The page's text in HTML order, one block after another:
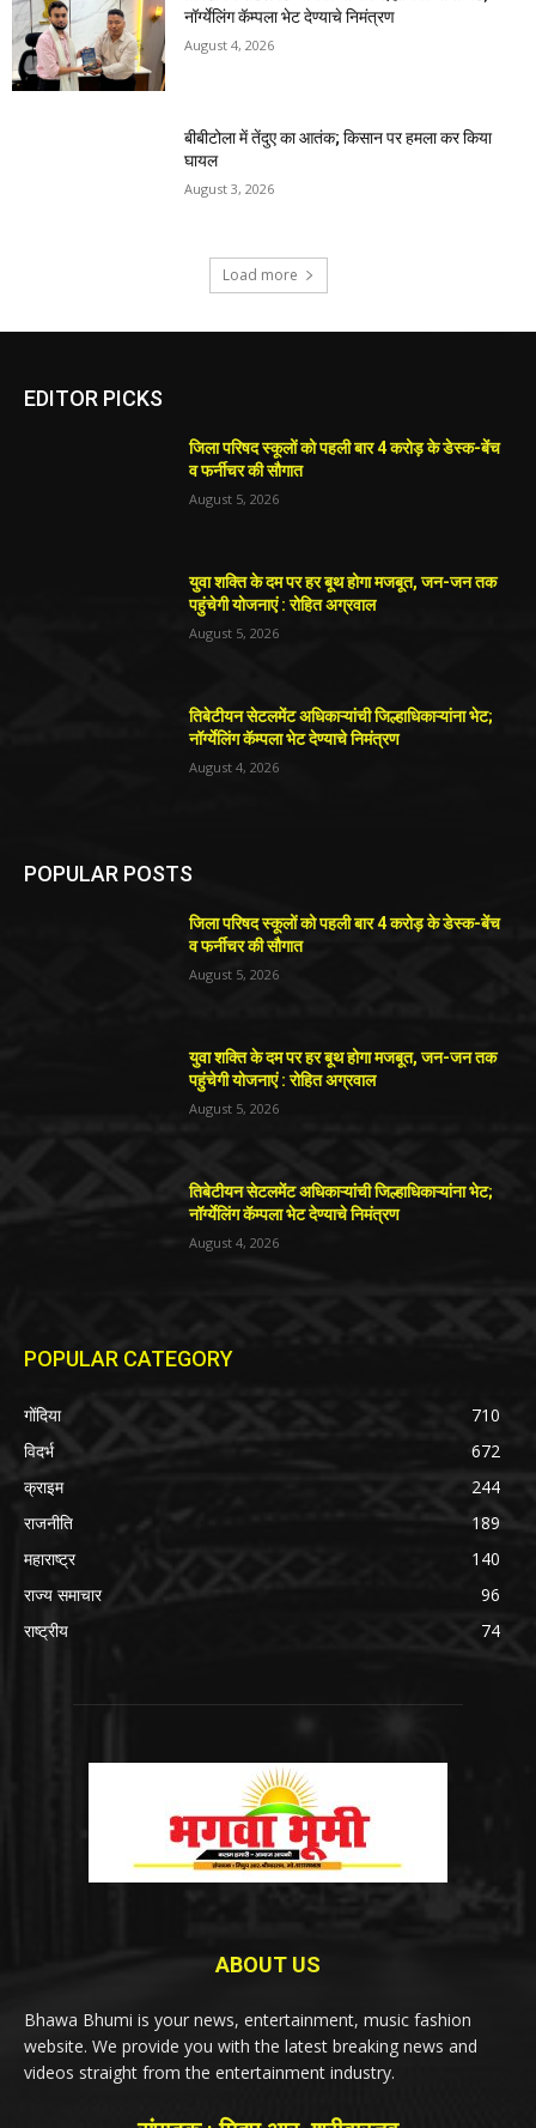
नॉर्ग्येलिंग कॅम्पला भेट देण्याचे निमंत्रण
August 4, 2026
बीबीटोला में तेंदुए का आतंक; किसान पर हमला कर किया
घायल
August 3, 2026
Load more
EDITOR PICKS
जिला परिषद स्कूलों को पहली बार 4 करोड़ के डेस्क-बेंच
व फर्नीचर की सौगात
August 5, 2026
युवा शक्ति के दम पर हर बूथ होगा मजबूत, जन-जन तक
पहुंचेगी योजनाएं : रोहित अग्रवाल
August 5, 2026
तिबेटीयन सेटलमेंट अधिकाऱ्यांची जिल्हाधिकाऱ्यांना भेट;
नॉर्ग्येलिंग कॅम्पला भेट देण्याचे निमंत्रण
August 4, 2026
POPULAR POSTS
जिला परिषद स्कूलों को पहली बार 4 करोड़ के डेस्क-बेंच
व फर्नीचर की सौगात
August 5, 2026
युवा शक्ति के दम पर हर बूथ होगा मजबूत, जन-जन तक
पहुंचेगी योजनाएं : रोहित अग्रवाल
August 5, 2026
तिबेटीयन सेटलमेंट अधिकाऱ्यांची जिल्हाधिकाऱ्यांना भेट;
नॉर्ग्येलिंग कॅम्पला भेट देण्याचे निमंत्रण
August 4, 2026
POPULAR CATEGORY
गोंदिया
710
विदर्भ
672
क्राइम
244
राजनीति
189
महाराष्ट्र
140
राज्य समाचार
96
राष्ट्रीय
74
ABOUT US
Bhawa Bhumi is your news, entertainment, music fashion
website. We provide you with the latest breaking news and
videos straight from the entertainment industry.